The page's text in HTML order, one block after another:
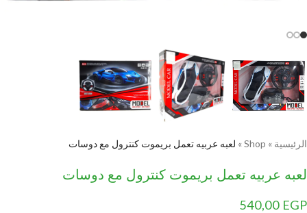
الرئيسية »
Shop
» لعبه عربيه تعمل بريموت كنترول مع دوسات
لعبه عربيه تعمل بريموت كنترول مع دوسات
540,00 EGP